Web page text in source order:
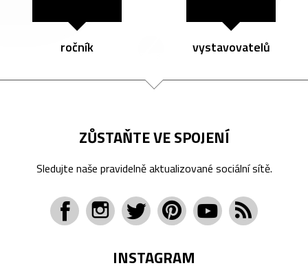
ročník vystavovatelů
ZŮSTAŇTE VE SPOJENÍ
Sledujte naše pravidelně aktualizované sociální sítě.
INSTAGRAM